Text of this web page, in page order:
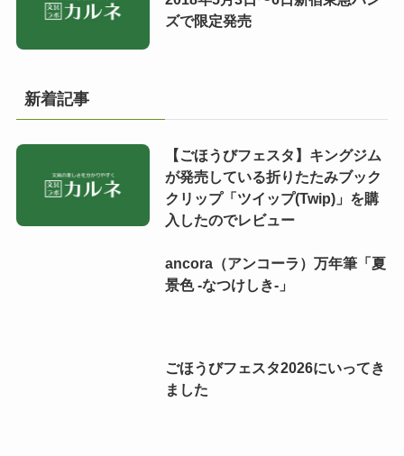
ズで限定発売
新着記事
【ごほうびフェスタ】キングジム
が発売している折りたたみブック
クリップ「ツイップ(Twip)」を購
入したのでレビュー
ancora（アンコーラ）万年筆「夏
景色 -なつけしき-」
ごほうびフェスタ2026にいってき
ました